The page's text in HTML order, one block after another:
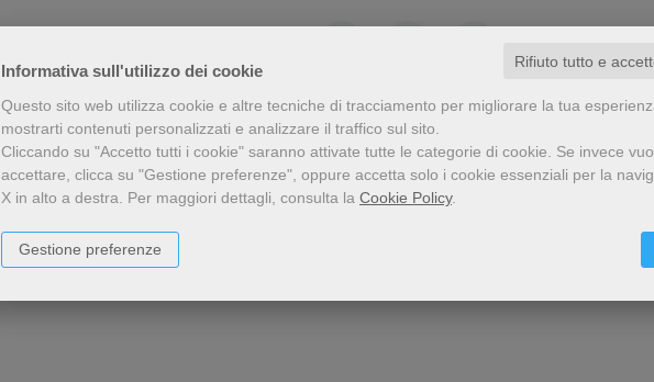
Informativa sull'utilizzo dei cookie
Rifiuto tutto e
Questo sito web utilizza cookie e altre tecniche di tracciamento per migliorare la tua
mostrarti contenuti personalizzati e analizzare il traffico sul sito.
Cliccando su "Accetto tutti i cookie" saranno attivate tutte le categorie di cookie. Se invece
accettare, clicca su "Gestione preferenze", oppure accetta solo i cookie essenziali per la
X in alto a destra. Per maggiori dettagli, consulta la Cookie Policy.
Gestione preferenze
Chi ha visto questo prodotto ha visto